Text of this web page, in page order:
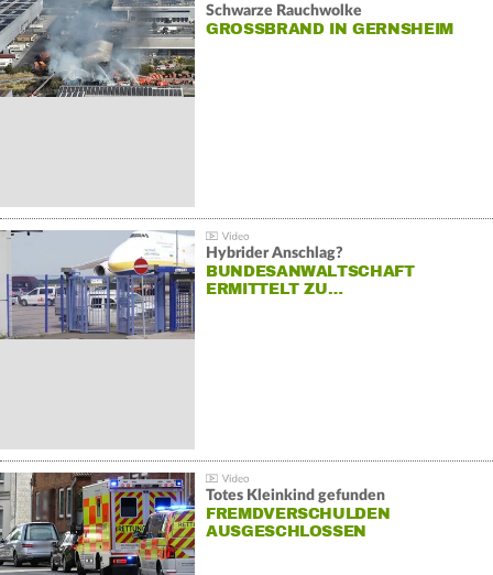
Schwarze Rauchwolke
GROSSBRAND IN GERNSHEIM
Hybrider Anschlag?
BUNDESANWALTSCHAFT
ERMITTELT ZU…
Totes Kleinkind gefunden
FREMDVERSCHULDEN
AUSGESCHLOSSEN